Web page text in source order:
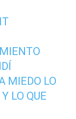
MIEDO LO
LO QUE